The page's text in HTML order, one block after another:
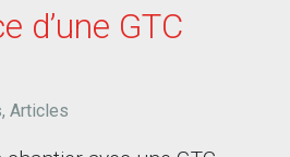
d’une GTC
,Articles